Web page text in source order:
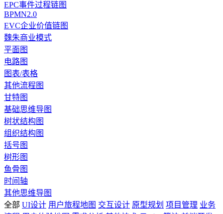
EPC事件过程链图
BPMN2.0
EVC企业价值链图
魏朱商业模式
平面图
电路图
图表/表格
其他流程图
甘特图
基础思维导图
树状结构图
组织结构图
括号图
树形图
鱼骨图
时间轴
其他思维导图
全部 UI设计 用户旅程地图 交互设计 原型规划 项目管理 业务